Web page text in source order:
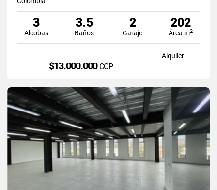
3
Alcobas
3.5
Baños
2
Garaje
202
Área m2
Alquiler
$13.000.000 COP